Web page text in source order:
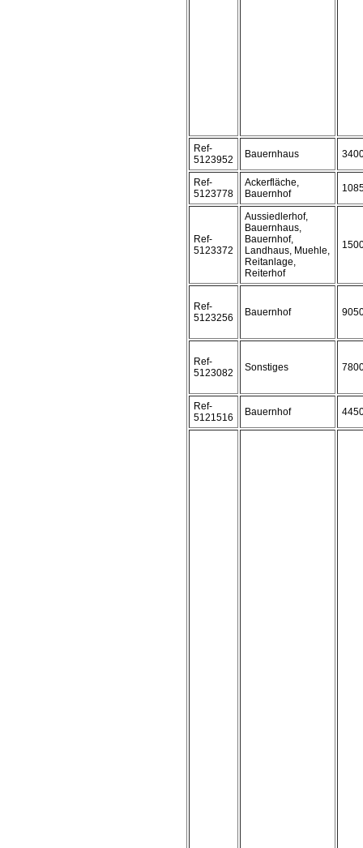
Ref-
5123952
Bauernhaus
Ref-
5123778
Ackerfläche,
Bauernhof
Ref-
5123372
Aussiedlerhof,
Bauernhaus,
Bauernhof,
Landhaus, Muehle,
Reitanlage,
Reiterhof
Ref-
5123256
Bauernhof
Ref-
5123082
Sonstiges
Ref-
5121516
Bauernhof